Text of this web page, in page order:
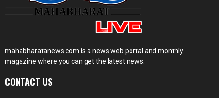
mahabharatanews.com is a news web portal and monthly
magazine where you can get the latest news.
CONTACT US